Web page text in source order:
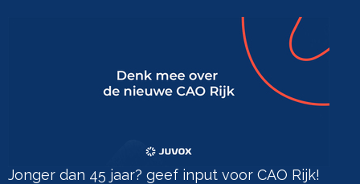
Jonger dan 45 jaar? geef input voor CAO Rijk!